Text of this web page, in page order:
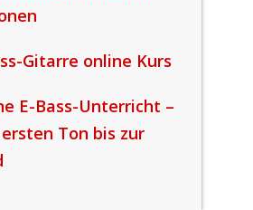
Gitarre online Kurs
E-Bass-Unterricht –
Ton bis zur